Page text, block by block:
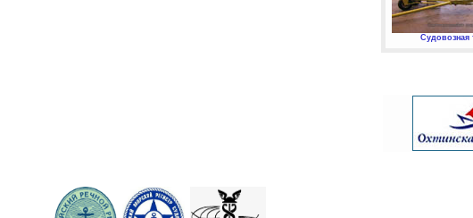
Судовозная